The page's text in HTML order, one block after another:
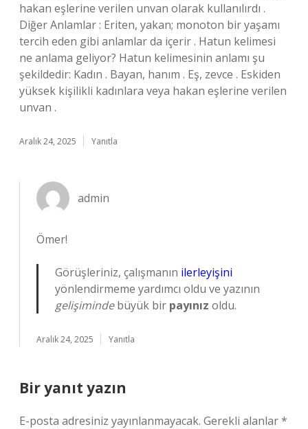
hakan eşlerine verilen unvan olarak kullanılırdı .
Diğer Anlamlar : Eriten, yakan; monoton bir yaşamı
tercih eden gibi anlamlar da içerir . Hatun kelimesi
ne anlama geliyor? Hatun kelimesinin anlamı şu
şekildedir: Kadın . Bayan, hanım . Eş, zevce . Eskiden
yüksek kişilikli kadınlara veya hakan eşlerine verilen
unvan .
Aralık 24, 2025 Yanıtla
admin
Ömer!
Görüşleriniz, çalışmanın ilerleyişini
yönlendirmeme yardımcı oldu ve yazının
gelişimindebüyük bir payınız oldu.
Aralık 24, 2025 Yanıtla
Bir yanıt yazın
E-posta adresiniz yayınlanmayacak. Gerekli alanlar*